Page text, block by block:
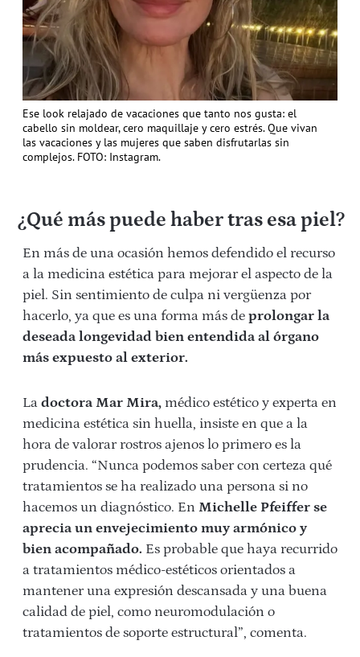
Ese look relajado de vacaciones que tanto nos gusta: el
cabello sin moldear, cero maquillaje y cero estrés. Que vivan
las vacaciones y las mujeres que saben disfrutarlas sin
complejos. FOTO: Instagram.
¿Qué más puede haber tras esa piel?
En más de una ocasión hemos defendido el recurso
a la medicina estética para mejorar el aspecto de la
piel. Sin sentimiento de culpa ni vergüenza por
hacerlo, ya que es una forma más de prolongar la
deseada longevidad bien entendida al órgano
más expuesto al exterior.
La doctora Mar Mira, médico estético y experta en
medicina estética sin huella, insiste en que a la
hora de valorar rostros ajenos lo primero es la
prudencia. “Nunca podemos saber con certeza qué
tratamientos se ha realizado una persona si no
hacemos un diagnóstico. En Michelle Pfeiffer se
aprecia un envejecimiento muy armónico y
bien acompañado. Es probable que haya recurrido
a tratamientos médico-estéticos orientados a
mantener una expresión descansada y una buena
calidad de piel, como neuromodulación o
tratamientos de soporte estructural”, comenta.